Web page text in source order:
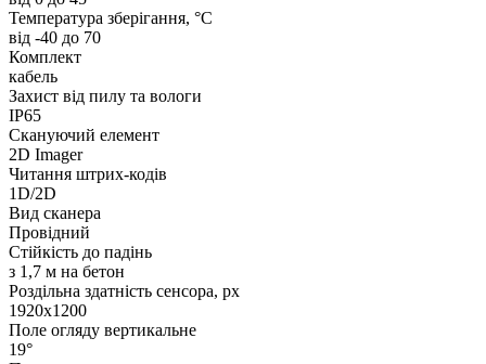
Температура зберігання, °C
від -40 до 70
Комплект
кабель
Захист від пилу та вологи
IP65
Скануючий елемент
2D Imager
Читання штрих-кодів
1D/2D
Вид сканера
Провідний
Стійкість до падінь
з 1,7 м на бетон
Роздільна здатність сенсора, px
1920x1200
Поле огляду вертикальне
19°